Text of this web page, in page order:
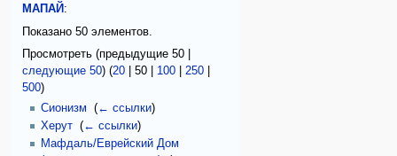
МАПАЙ :
Показано 50 элементов.
Просмотреть (предыдущие 50
следующие 50) (20 |50 100 |250
500)
Сионизм
(← ссылки)
Херут‎ (← ссылки)
Мафдаль/Еврейский Дом